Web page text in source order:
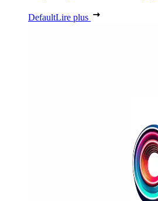
DefaultLire plus